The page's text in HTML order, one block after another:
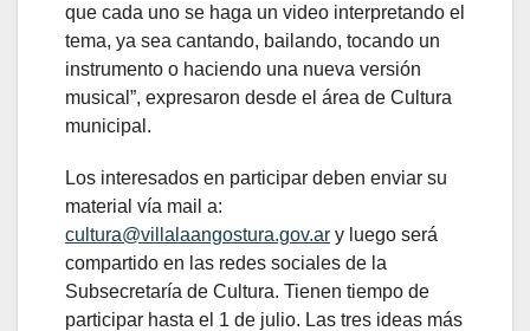
que cada uno se haga un video interpretando el
tema, ya sea cantando, bailando, tocando un
instrumento o haciendo una nueva versión
musical”, expresaron desde el área de Cultura
municipal.
Los interesados en participar deben enviar su
material vía mail a:
cultura@villalaangostura.gov.ar y luego será
compartido en las redes sociales de la
Subsecretaría de Cultura. Tienen tiempo de
participar hasta el 1 de julio. Las tres ideas más